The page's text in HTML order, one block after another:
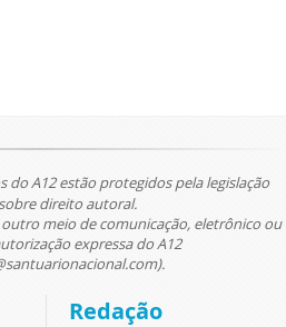
do A12 estão protegidos pela legislação
direito autoral.
meio de comunicação, eletrônico ou
expressa do A12
Redação